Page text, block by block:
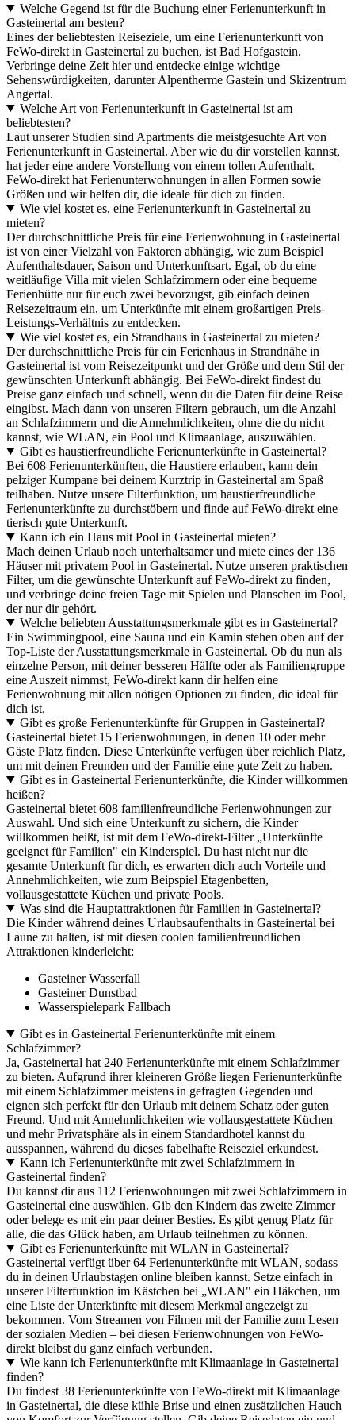
Welche Gegend ist für die Buchung einer Ferienunterkunft in
Gasteinertal am besten?
Eines der beliebtesten Reiseziele, um eine Ferienunterkunft von
FeWo-direkt in Gasteinertal zu buchen, ist Bad Hofgastein.
Verbringe deine Zeit hier und entdecke einige wichtige
Sehenswürdigkeiten, darunter Alpentherme Gastein und Skizentrum
Angertal.
Welche Art von Ferienunterkunft in Gasteinertal ist am
beliebtesten?
Laut unserer Studien sind Apartments die meistgesuchte Art von
Ferienunterkunft in Gasteinertal. Aber wie du dir vorstellen kannst,
hat jeder eine andere Vorstellung von einem tollen Aufenthalt.
FeWo-direkt hat Ferienunterwohnungen in allen Formen sowie
Größen und wir helfen dir, die ideale für dich zu finden.
Wie viel kostet es, eine Ferienunterkunft in Gasteinertal zu
mieten?
Der durchschnittliche Preis für eine Ferienwohnung in Gasteinertal
ist von einer Vielzahl von Faktoren abhängig, wie zum Beispiel
Aufenthaltsdauer, Saison und Unterkunftsart. Egal, ob du eine
weitläufige Villa mit vielen Schlafzimmern oder eine bequeme
Ferienhütte nur für euch zwei bevorzugst, gib einfach deinen
Reisezeitraum ein, um Unterkünfte mit einem großartigen Preis-
Leistungs-Verhältnis zu entdecken.
Wie viel kostet es, ein Strandhaus in Gasteinertal zu mieten?
Der durchschnittliche Preis für ein Ferienhaus in Strandnähe in
Gasteinertal ist vom Reisezeitpunkt und der Größe und dem Stil der
gewünschten Unterkunft abhängig. Bei FeWo-direkt findest du
Preise ganz einfach und schnell, wenn du die Daten für deine Reise
eingibst. Mach dann von unseren Filtern gebrauch, um die Anzahl
an Schlafzimmern und die Annehmlichkeiten, ohne die du nicht
kannst, wie WLAN, ein Pool und Klimaanlage, auszuwählen.
Gibt es haustierfreundliche Ferienunterkünfte in Gasteinertal?
Bei 608 Ferienunterkünften, die Haustiere erlauben, kann dein
pelziger Kumpane bei deinem Kurztrip in Gasteinertal am Spaß
teilhaben. Nutze unsere Filterfunktion, um haustierfreundliche
Ferienunterkünfte zu durchstöbern und finde auf FeWo-direkt eine
tierisch gute Unterkunft.
Kann ich ein Haus mit Pool in Gasteinertal mieten?
Mach deinen Urlaub noch unterhaltsamer und miete eines der 136
Häuser mit privatem Pool in Gasteinertal. Nutze unseren praktischen
Filter, um die gewünschte Unterkunft auf FeWo-direkt zu finden,
und verbringe deine freien Tage mit Spielen und Planschen im Pool,
der nur dir gehört.
Welche beliebten Ausstattungsmerkmale gibt es in Gasteinertal?
Ein Swimmingpool, eine Sauna und ein Kamin stehen oben auf der
Top-Liste der Ausstattungsmerkmale in Gasteinertal. Ob du nun als
einzelne Person, mit deiner besseren Hälfte oder als Familiengruppe
eine Auszeit nimmst, FeWo-direkt kann dir helfen eine
Ferienwohnung mit allen nötigen Optionen zu finden, die ideal für
dich ist.
Gibt es große Ferienunterkünfte für Gruppen in Gasteinertal?
Gasteinertal bietet 15 Ferienwohnungen, in denen 10 oder mehr
Gäste Platz finden. Diese Unterkünfte verfügen über reichlich Platz,
um mit deinen Freunden und der Familie eine gute Zeit zu haben.
Gibt es in Gasteinertal Ferienunterkünfte, die Kinder willkommen
heißen?
Gasteinertal bietet 608 familienfreundliche Ferienwohnungen zur
Auswahl. Und sich eine Unterkunft zu sichern, die Kinder
willkommen heißt, ist mit dem FeWo-direkt-Filter „Unterkünfte
geeignet für Familien" ein Kinderspiel. Du hast nicht nur die
gesamte Unterkunft für dich, es erwarten dich auch Vorteile und
Annehmlichkeiten, wie zum Beipspiel Etagenbetten,
vollausgestattete Küchen und private Pools.
Was sind die Hauptattraktionen für Familien in Gasteinertal?
Die Kinder während deines Urlaubsaufenthalts in Gasteinertal bei
Laune zu halten, ist mit diesen coolen familienfreundlichen
Attraktionen kinderleicht:
Gasteiner Wasserfall
Gasteiner Dunstbad
Wasserspielepark Fallbach
Gibt es in Gasteinertal Ferienunterkünfte mit einem
Schlafzimmer?
Ja, Gasteinertal hat 240 Ferienunterkünfte mit einem Schlafzimmer
zu bieten. Aufgrund ihrer kleineren Größe liegen Ferienunterkünfte
mit einem Schlafzimmer meistens in gefragten Gegenden und
eignen sich perfekt für den Urlaub mit deinem Schatz oder guten
Freund. Und mit Annehmlichkeiten wie vollausgestattete Küchen
und mehr Privatsphäre als in einem Standardhotel kannst du
ausspannen, während du dieses fabelhafte Reiseziel erkundest.
Kann ich Ferienunterkünfte mit zwei Schlafzimmern in
Gasteinertal finden?
Du kannst dir aus 112 Ferienwohnungen mit zwei Schlafzimmern in
Gasteinertal eine auswählen. Gib den Kindern das zweite Zimmer
oder belege es mit ein paar deiner Besties. Es gibt genug Platz für
alle, die das Glück haben, am Urlaub teilnehmen zu können.
Gibt es Ferienunterkünfte mit WLAN in Gasteinertal?
Gasteinertal verfügt über 64 Ferienunterkünfte mit WLAN, sodass
du in deinen Urlaubstagen online bleiben kannst. Setze einfach in
unserer Filterfunktion im Kästchen bei „WLAN" ein Häkchen, um
eine Liste der Unterkünfte mit diesem Merkmal angezeigt zu
bekommen. Vom Streamen von Filmen mit der Familie zum Lesen
der sozialen Medien – bei diesen Ferienwohnungen von FeWo-
direkt bleibst du ganz einfach verbunden.
Wie kann ich Ferienunterkünfte mit Klimaanlage in Gasteinertal
finden?
Du findest 38 Ferienunterkünfte von FeWo-direkt mit Klimaanlage
in Gasteinertal, die diese kühle Brise und einen zusätzlichen Hauch